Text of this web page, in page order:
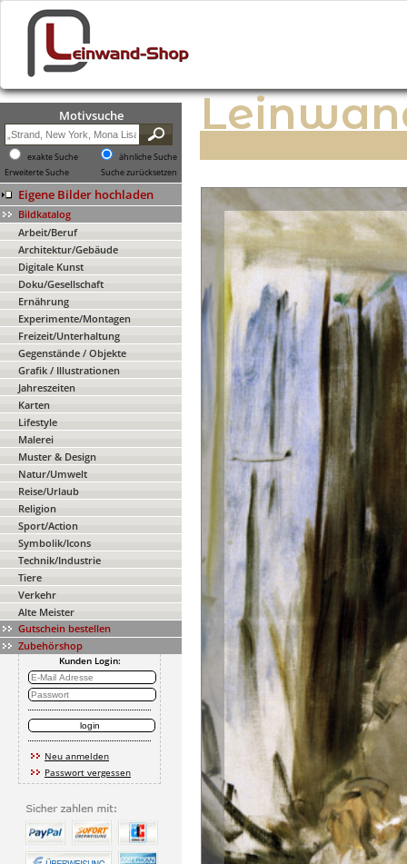
Motivsuche
exakte Suche
ähnliche Suche
Erweiterte Suche
Suche zurücksetzen
Eigene Bilder hochladen
Bildkatalog
Arbeit/Beruf
Architektur/Gebäude
Digitale Kunst
Doku/Gesellschaft
Ernährung
Experimente/Montagen
Freizeit/Unterhaltung
Gegenstände / Objekte
Grafik / Illustrationen
Jahreszeiten
Karten
Lifestyle
Malerei
Muster & Design
Natur/Umwelt
Reise/Urlaub
Religion
Sport/Action
Symbolik/Icons
Technik/Industrie
Tiere
Verkehr
Alte Meister
Gutschein bestellen
Zubehörshop
Kunden Login:
Neu anmelden
Passwort vergessen